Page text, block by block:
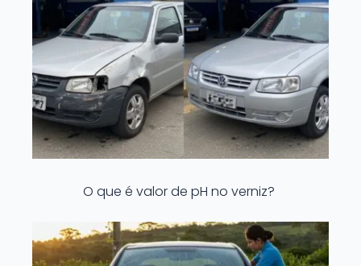
O que é valor de pH no verniz?